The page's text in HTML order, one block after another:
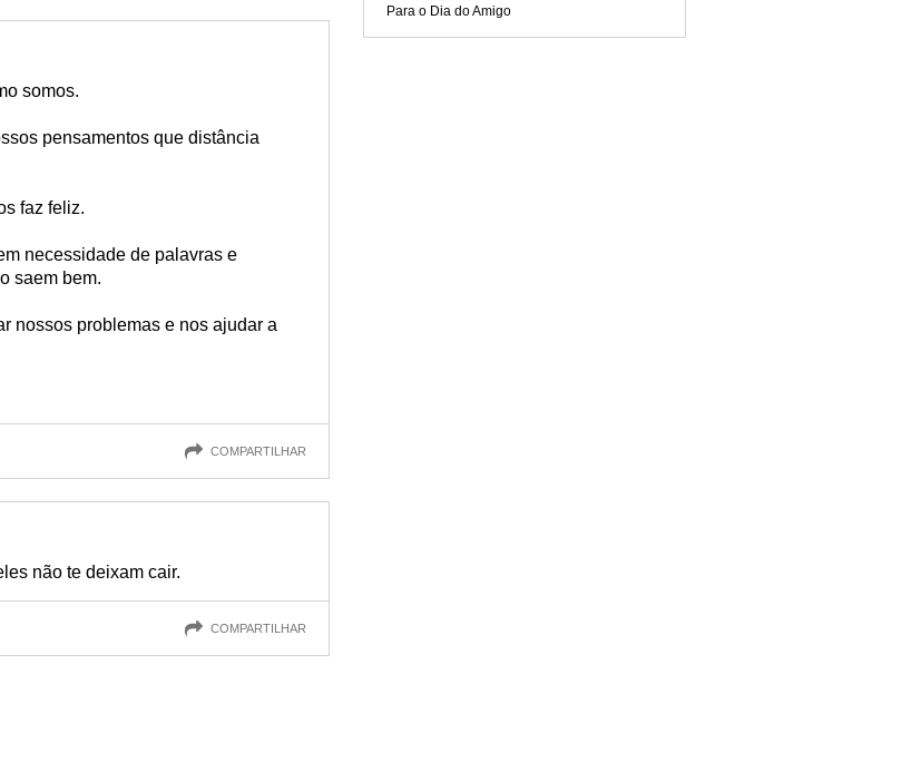
somos.
pensamentos que distância
faz feliz.
necessidade de palavras e
saem bem.
nossos problemas e nos ajudar a
COMPARTILHAR
não te deixam cair.
COMPARTILHAR
Para o Dia do Amigo